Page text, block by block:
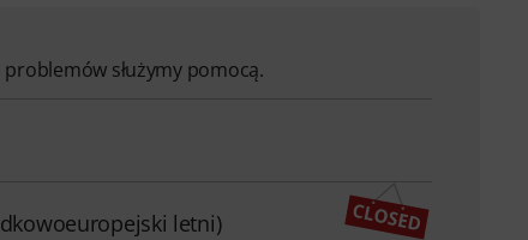
służymy pomocą.
letni)